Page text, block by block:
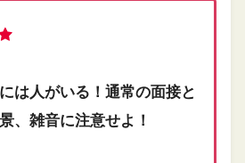
は人がいる！通常の面接と
、雑音に注意せよ！